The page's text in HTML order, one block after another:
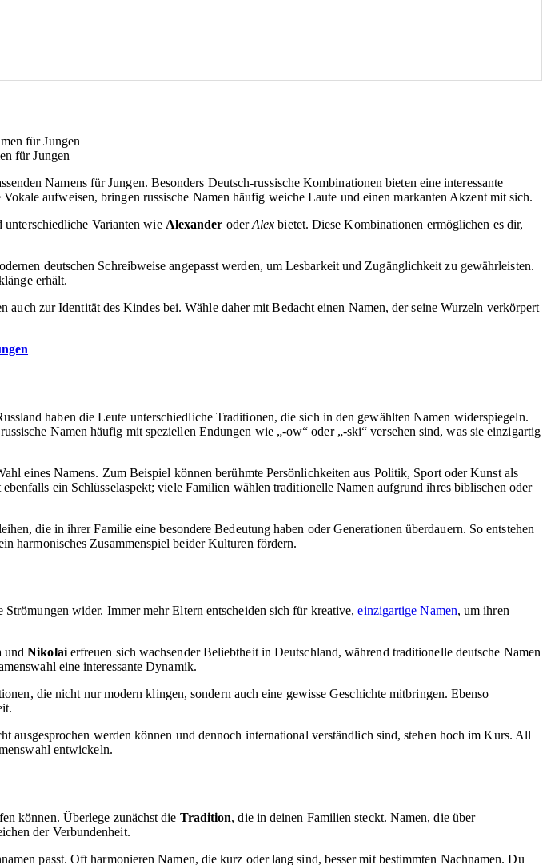
für Jungen
Namens für Jungen. Besonders Deutsch-russische Kombinationen bieten eine interessante
aufweisen, bringen russische Namen häufig weiche Laute und einen markanten Akzent mit sich.
unterschiedliche Varianten wie Alexander oderAlex bietet. Diese Kombinationen ermöglichen es dir,
deutschen Schreibweise angepasst werden, um Lesbarkeit und Zugänglichkeit zu gewährleisten.
erhält.
zur Identität des Kindes bei. Wähle daher mit Bedacht einen Namen, der seine Wurzeln verkörpert
haben die Leute unterschiedliche Traditionen, die sich in den gewählten Namen widerspiegeln.
Namen häufig mit speziellen Endungen wie „-ow“ oder „-ski“ versehen sind, was sie einzigartig
eines Namens. Zum Beispiel können berühmte Persönlichkeiten aus Politik, Sport oder Kunst als
ebenfalls ein Schlüsselaspekt; viele Familien wählen traditionelle Namen aufgrund ihres biblischen oder
die in ihrer Familie eine besondere Bedeutung haben oder Generationen überdauern. So entstehen
harmonisches Zusammenspiel beider Kulturen fördern.
wider. Immer mehr Eltern entscheiden sich für kreative,einzigartige Namen, um ihren
undNikolaierfreuen sich wachsender Beliebtheit in Deutschland, während traditionelle deutsche Namen
eine interessante Dynamik.
die nicht nur modern klingen, sondern auch eine gewisse Geschichte mitbringen. Ebenso
werden können und dennoch international verständlich sind, stehen hoch im Kurs. All
entwickeln.
können. Überlege zunächst die Tradition, die in deinen Familien steckt. Namen, die über
der Verbundenheit.
passt. Oft harmonieren Namen, die kurz oder lang sind, besser mit bestimmten Nachnamen. Du